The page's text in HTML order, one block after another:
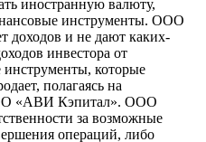
иностранную валюту,
инструменты. ООО
доходов и не дают каких-
инвестора от
которые
полагаясь на
«АВИ Кэпитал». ООО
за возможные
операций, либо